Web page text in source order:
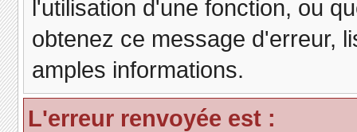
l'utilisation d'une fonction, ou
obtenez ce message d'erreur,
amples informations.
L'erreur renvoyée est :